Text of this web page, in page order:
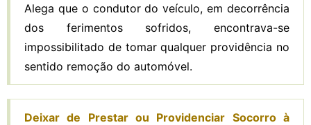
Alega que o condutor do veículo, em decorrência
dos ferimentos sofridos, encontrava-se
impossibilitado de tomar qualquer providência no
sentido remoção do automóvel.
Deixar de Prestar ou Providenciar Socorro à